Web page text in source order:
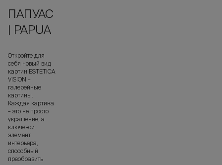
ПАПУАС
| PAPUA
Откройте для
себя новый вид
картин ESTETICA
VISION –
галерейные
картины.
Каждая картина
– это не просто
украшение, а
ключевой
элемент
интерьера,
способный
преобразить